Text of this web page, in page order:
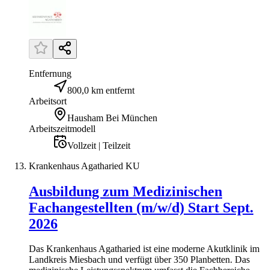
Entfernung
800,0 km entfernt
Arbeitsort
Hausham Bei München
Arbeitszeitmodell
Vollzeit | Teilzeit
Krankenhaus Agatharied KU
Ausbildung zum Medizinischen
Fachangestellten (m/w/d) Start Sept.
2026
Das Krankenhaus Agatharied ist eine moderne Akutklinik im
Landkreis Miesbach und verfügt über 350 Planbetten. Das